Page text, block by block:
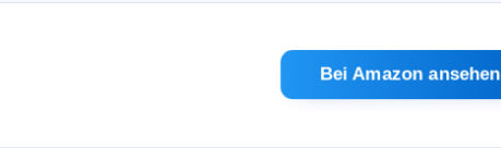
Bei Amazon ansehen